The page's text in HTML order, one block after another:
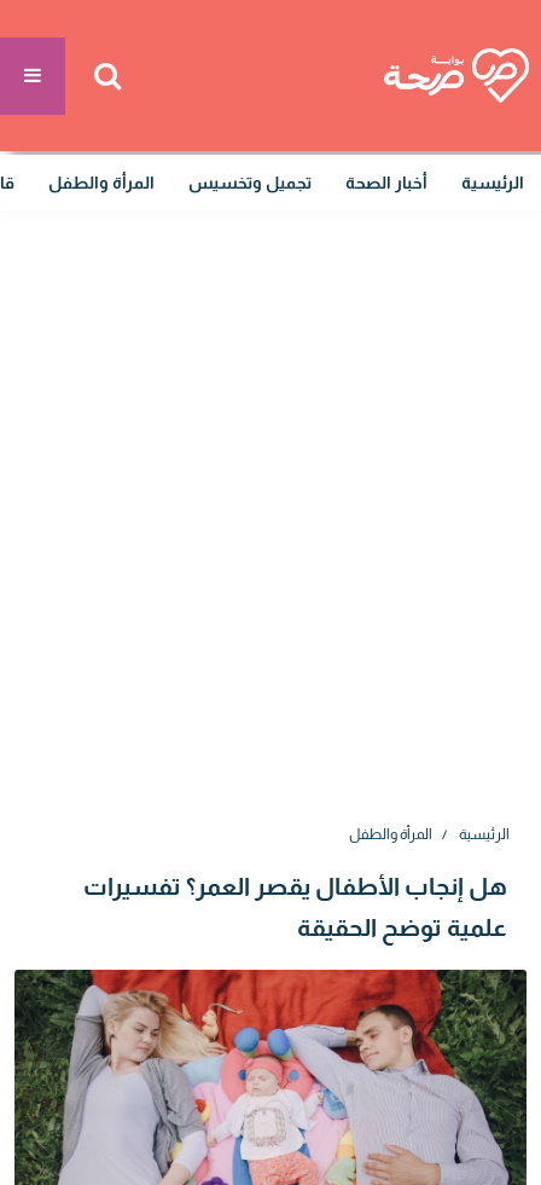
الرئيسية أخبار الصحة تجميل وتخسيس المرأة والطفل
الرئيسية المرأة والطفل
هل إنجاب الأطفال يقصر العمر؟ تفسيرات
علمية توضح الحقيقة